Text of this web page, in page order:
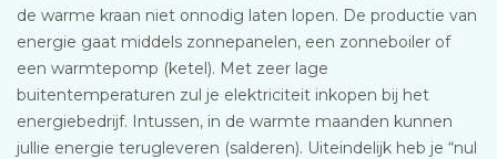
de warme kraan niet onnodig laten lopen. De productie van
energie gaat middels zonnepanelen, een zonneboiler of
een warmtepomp (ketel). Met zeer lage
buitentemperaturen zul je elektriciteit inkopen bij het
energiebedrijf. Intussen, in de warmte maanden kunnen
jullie energie terugleveren (salderen). Uiteindelijk heb je “nul